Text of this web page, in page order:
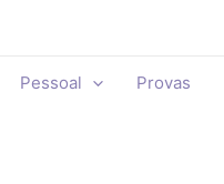
Pessoal Provas